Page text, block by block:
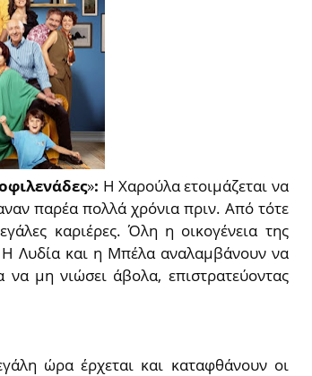
»: Η Χαρούλα ετοιμάζεται να
παρέα πολλά χρόνια πριν. Από τότε
καριέρες. Όλη η οικογένεια της
Η Λυδία και η Μπέλα αναλαμβάνουν να
μη νιώσει άβολα, επιστρατεύοντας
ώρα έρχεται και καταφθάνουν οι